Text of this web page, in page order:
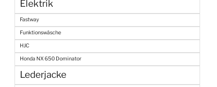
Elektrik
Fastway
Funktionswäsche
HJC
Honda NX 650 Dominator
Lederjacke